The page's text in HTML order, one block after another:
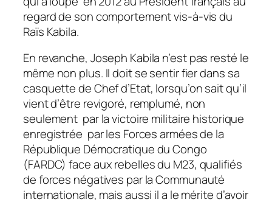
regard de son comportement vis-à-vis du
Raïs Kabila.
En revanche, Joseph Kabila n’est pas resté le
même non plus. Il doit se sentir fier dans sa
casquette de Chef d’Etat, lorsqu’on sait qu’il
vient d’être revigoré, remplumé, non
seulement par la victoire militaire historique
enregistrée par les Forces armées de la
République Démocratique du Congo
(FARDC) face aux rebelles du M23, qualifiés
de forces négatives par la Communauté
internationale, mais aussi il a le mérite d’avoir